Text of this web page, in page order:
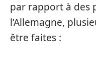
par rapport à des
l’Allemagne,
être faites :